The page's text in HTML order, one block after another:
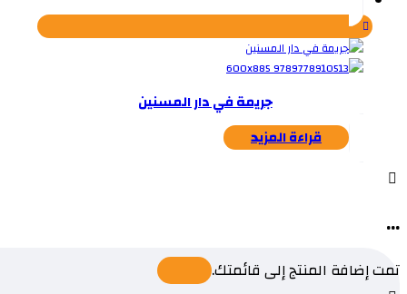
جريمة في دار المسنين
قراءة المزيد
...
تمت إضافة المنتج إلى قائمتك.